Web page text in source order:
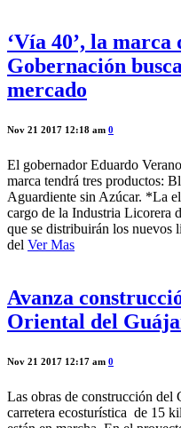
‘Vía 40’, la
Gobernación
mercado
Nov 21 2017 12:18 am 0
El gobernador Eduardo
marca tendrá tres productos:
Aguardiente sin Azúcar. *La
cargo de la Industria Licorera
que se distribuirán los nuevos
del Ver Mas
Avanza
Oriental del
Nov 21 2017 12:17 am 0
Las obras de construcción del
carretera ecosturística de 15